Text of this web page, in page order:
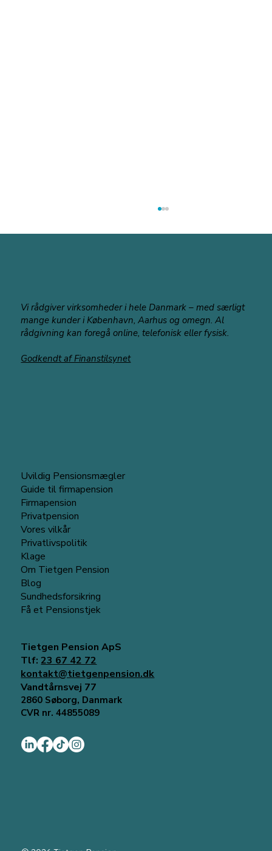
Hvornår kan jeg gå på pension -
beregner
Vi rådgiver virksomheder i hele Danmark – med særligt
mange kunder i København, Aarhus og omegn. Al
rådgivning kan foregå online, telefonisk eller fysisk.
Godkendt af Finanstilsynet
Uvildig Pensionsmægler
Guide til firmapension
Firmapension
Privatpension
Vores vilkår
Privatlivspolitik
Klage
Om Tietgen Pension
Blog
Sundhedsforsikring
Få et Pensionstjek
Tietgen Pension ApS
Tlf:23 67 42 72
kontakt@tietgenpension.dk
Vandtårnsvej 77
2860 Søborg, Danmark
CVR nr. 44855089